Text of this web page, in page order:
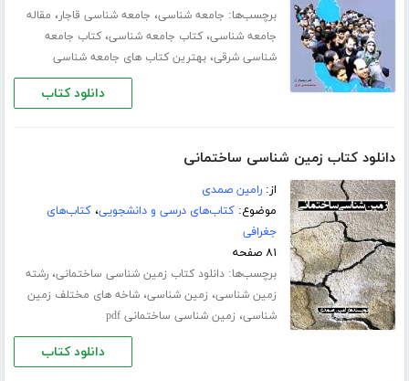
برچسب‌ها: جامعه شناسی، جامعه شناسی قاجار، مقاله
جامعه شناسی،کتاب جامعه شناسی،کتاب جامعه
شناسی شرقی،بهترین کتاب های جامعه شناسی
دانلود کتاب
دانلود کتاب زمین شناسی ساختمانی
از:رامین صمدی
موضوع:کتاب‌های درسی و دانشجویی،کتاب‌های
جغرافی
۸۱ صفحه
برچسب‌ها:دانلود کتاب زمین شناسی ساختمانی،رشته
زمین شناسی، زمین شناسی،شاخه های مختلف زمین
شناسی، زمین شناسی ساختمانی pdf
دانلود کتاب